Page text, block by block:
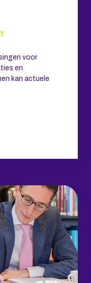
voor
en
kan actuele